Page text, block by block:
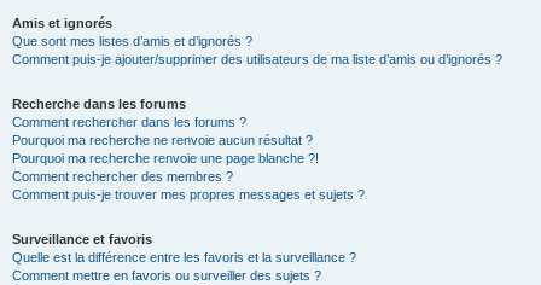
Amis et ignorés
Que sont mes listes d’amis et d’ignorés ?
Comment puis-je ajouter/supprimer des utilisateurs de ma liste d’amis ou d’ignorés ?
Recherche dans les forums
Comment rechercher dans les forums ?
Pourquoi ma recherche ne renvoie aucun résultat ?
Pourquoi ma recherche renvoie une page blanche ?!
Comment rechercher des membres ?
Comment puis-je trouver mes propres messages et sujets ?
Surveillance et favoris
Quelle est la différence entre les favoris et la surveillance ?
Comment mettre en favoris ou surveiller des sujets ?